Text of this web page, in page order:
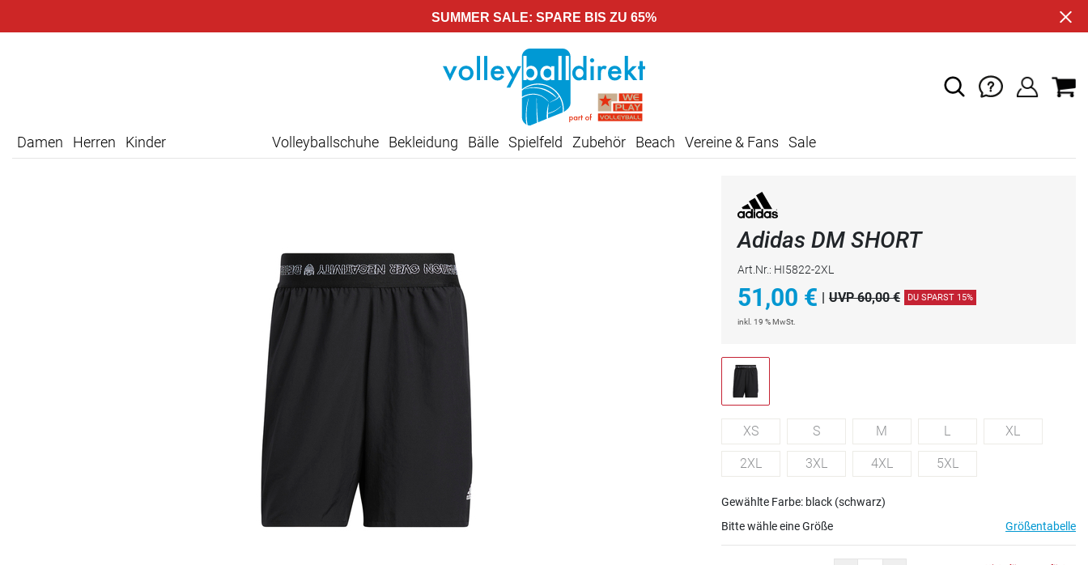
SUMMER SALE: SPARE BIS ZU 65%
Damen Herren Kinder Volleyballschuhe Bekleidung Bälle Spielfeld Zubehör Beach Vereine & Fans Sale
Adidas DM SHORT
Art.Nr.: HI5822-2XL
51,00 € | UVP 60,00 € DU SPARST 15%
inkl. 19 % MwSt.
XS S M L XL
2XL 3XL 4XL 5XL
Gewählte Farbe: black (schwarz)
Bitte wähle eine Größe
Größentabelle